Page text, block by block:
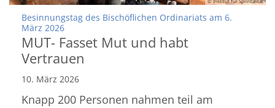
Besinnungstag des Bischöflichen Ordinariats am 6.
März 2026:
MUT- Fasset Mut und habt
Vertrauen
10. März 2026
Knapp 200 Personen nahmen teil am